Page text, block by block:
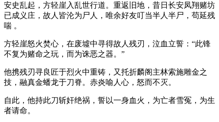
安史乱起，方轻崖入乱世行道。重返旧地，昔日长安凤翔赌坊
已成义庄，故人皆沦为尸人，唯余好友叮当半人半尸，苟延残
喘 。
方轻崖怒火焚心，在废墟中寻得故人残刃，泣血立誓：“此锋
不复为赌命之玩，而为诛恶之器。”
他携残刃寻良匠于烈火中重铸，又托折麟阁主林索施雕金之
技，融真金蟠龙于刀脊。赤炎喻人心，怒而不灭。
自此，他持此刀斩奸绝祸，誓以一身血火，为亡者雪冤，为生
者请命。